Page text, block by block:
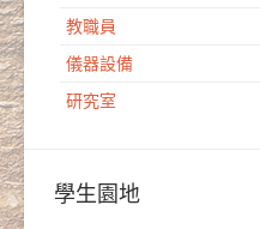
教職員
儀器設備
研究室
學生園地